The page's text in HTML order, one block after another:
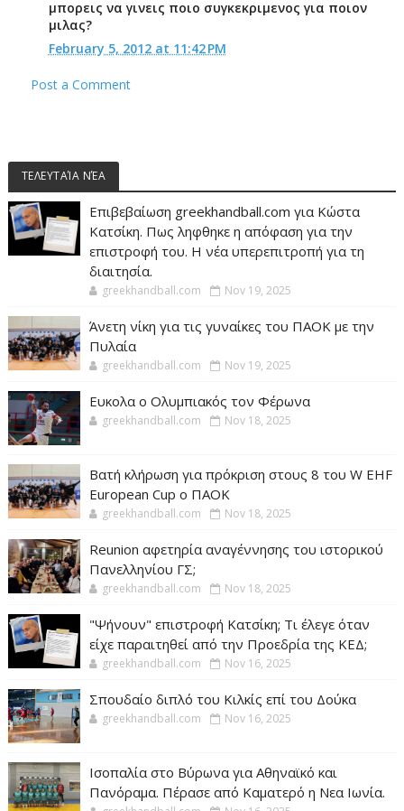
μπορεις να γινεις ποιο συγκεκριμενος για ποιον
μιλας?
February 5, 2012 at 11:42 PM
Post a Comment
ΤΕΛΕΥΤΑΊΑ ΝΈΑ
Επιβεβαίωση greekhandball.com για Κώστα
Κατσίκη. Πως ληφθηκε η απόφαση για την
επιστροφή του. Η νέα υπερεπιτροπή για τη
διαιτησία.
greekhandball.com Nov 19, 2025
Άνετη νίκη για τις γυναίκες του ΠΑΟΚ με την
Πυλαία
greekhandball.com Nov 19, 2025
Ευκολα ο Ολυμπιακός τον Φέρωνα
greekhandball.com Nov 18, 2025
Βατή κλήρωση για πρόκριση στους 8 του W EHF
European Cup ο ΠΑΟΚ
greekhandball.com Nov 18, 2025
Reunion αφετηρία αναγέννησης του ιστορικού
Πανελληνίου ΓΣ;
greekhandball.com Nov 18, 2025
"Ψήνουν" επιστροφή Κατσίκη; Τι έλεγε όταν
είχε παραιτηθεί από την Προεδρία της ΚΕΔ;
greekhandball.com Nov 16, 2025
Σπουδαίο διπλό του Κιλκίς επί του Δούκα
greekhandball.com Nov 16, 2025
Ισοπαλία στο Βύρωνα για Αθηναϊκό και
Πανόραμα. Πέρασε από Καματερό η Νεα Ιωνία.